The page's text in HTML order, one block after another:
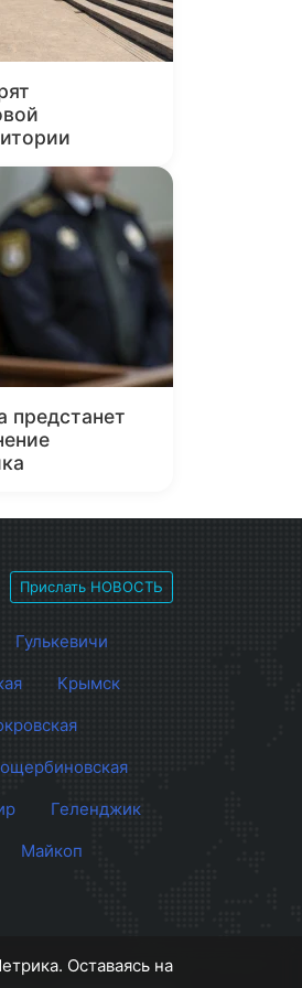
предстанет
Прислать НОВОСТЬ
Гулькевичи
Крымск
Геленджик
Майкоп
Оставаясь на